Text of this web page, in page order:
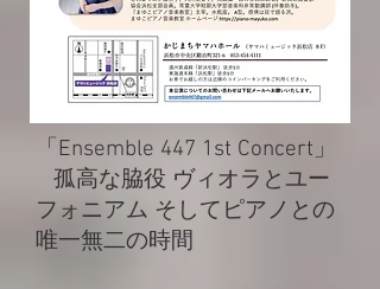
「Ensemble 447 1st Concert」
孤高な脇役 ヴィオラとユー
フォニアム そしてピアノとの
唯一無二の時間